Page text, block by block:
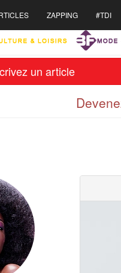
un article
ZAPPING #TDI